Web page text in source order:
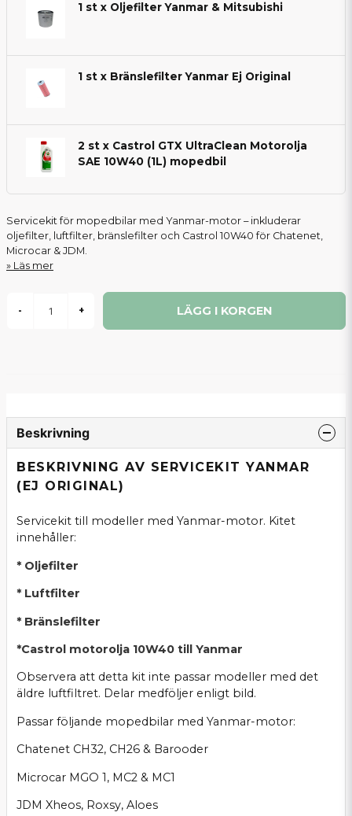
1 st x Oljefilter Yanmar & Mitsubishi
1 st x Bränslefilter Yanmar Ej Original
2 st x Castrol GTX UltraClean Motorolja
SAE 10W40 (1L) mopedbil
Servicekit för mopedbilar med Yanmar-motor – inkluderar
oljefilter, luftfilter, bränslefilter och Castrol 10W40 för Chatenet,
Microcar & JDM.
Läs mer
- + LÄGG I KORGEN
Beskrivning
BESKRIVNING AV SERVICEKIT YANMAR
(EJ ORIGINAL)
Servicekit till modeller med Yanmar-motor. Kitet
innehåller:
* Oljefilter
* Luftfilter
* Bränslefilter
*Castrol motorolja 10W40 till Yanmar
Observera att detta kit inte passar modeller med det
äldre luftfiltret. Delar medföljer enligt bild.
Passar följande mopedbilar med Yanmar-motor:
Chatenet CH32, CH26 & Barooder
Microcar MGO 1, MC2 & MC1
JDM Xheos, Roxsy, Aloes